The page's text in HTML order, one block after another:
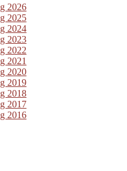
2026
2025
2024
2023
2022
2021
2020
2019
2018
2017
2016